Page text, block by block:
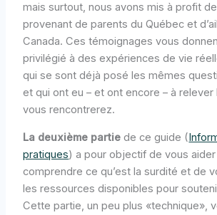
mais surtout, nous avons mis à profit
provenant de parents du Québec et
Canada. Ces témoignages vous
privilégié à des expériences de vie
qui se sont déjà posé les mêmes
et qui ont eu – et ont encore – à
vous rencontrerez.
La deuxième partie de ce guide (
pratiques) a pour objectif de vous aider
comprendre ce qu’est la surdité et de
les ressources disponibles pour
Cette partie, un peu plus «technique»,